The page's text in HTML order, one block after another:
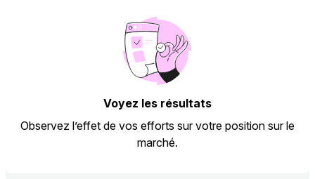
Voyez les résultats
Observez l’effet de vos efforts sur votre position sur le
marché.